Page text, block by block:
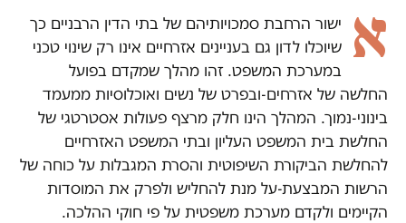
א
ישור הרחבת סמכויותיהם של בתי הדין הרבניים כך
שיוכלו לדון גם בעניינים אזרחיים אינו רק שינוי טכני
במערכת המשפט. זהו מהלך שמקדם בפועל
החלשה של אזרחים-ובפרט של נשים ואוכלוסיות ממעמד
בינוני-נמוך. המהלך הינו חלק מרצף פעולות אסטרטגי של
החלשת בית המשפט העליון ובתי המשפט האזרחיים
להחלשת הביקורת השיפוטית והסרת המגבלות על כוחה של
הרשות המבצעת-על מנת להחליש ולפרק את המוסדות
הקיימים ולקדם מערכת משפטית על פי חוקי ההלכה.